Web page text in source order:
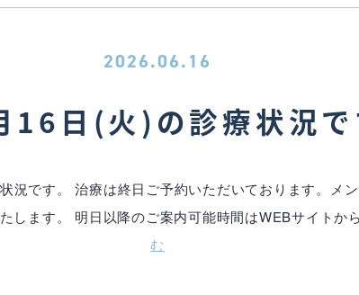
2026.06.16
16日(火)の診療状況
況です。 治療は終日ご予約いただいております。メ
します。 明日以降のご案内可能時間はWEBサイトか
む